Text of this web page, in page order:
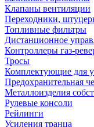
Клапаны вентиляции
Переходники,
Топливные фильтры
Дистанционное
Контроллеры газ-
Тросы
Комплектующие для
Предохранительная
Металлоизделия
Рулевые консоли
Рейлинги
Усиления транца